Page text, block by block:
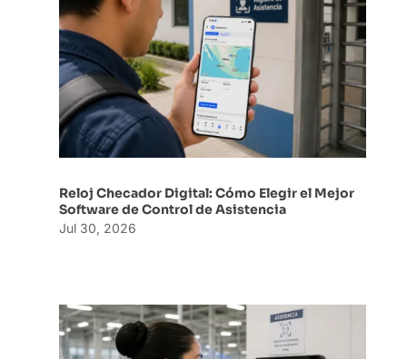
Reloj Checador Digital: Cómo Elegir el Mejor
Software de Control de Asistencia
Jul 30, 2026